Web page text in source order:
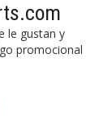
le gustan y
promocional